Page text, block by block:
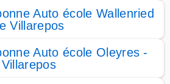
Auto école Wallenried
Villarepos
Auto école Oleyres -